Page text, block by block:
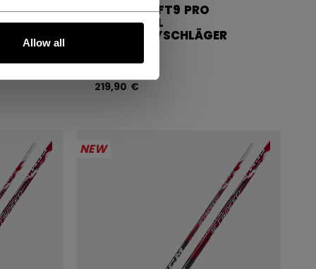
Allow all
JETSPEED FT9 PRO
CHARCOAL
EISHOCKEYSCHLÄGER
219,90 €
NEW